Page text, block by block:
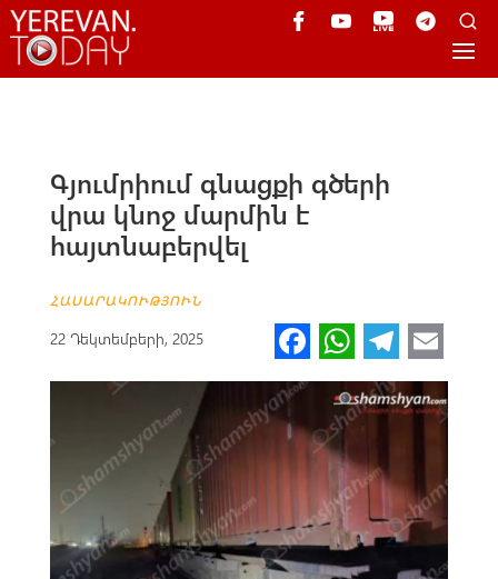
Գյումրիում գնացքի գծերի
վրա կնոջ մարմին է
հայտնաբերվել
ՀԱՍԱՐԱԿՈՒԹՅՈՒՆ
22 Դեկտեմբերի, 2025 Fa
ce
b
o
o
k
W
h
at
A
p
p
Te
le
gr
m
m
ail